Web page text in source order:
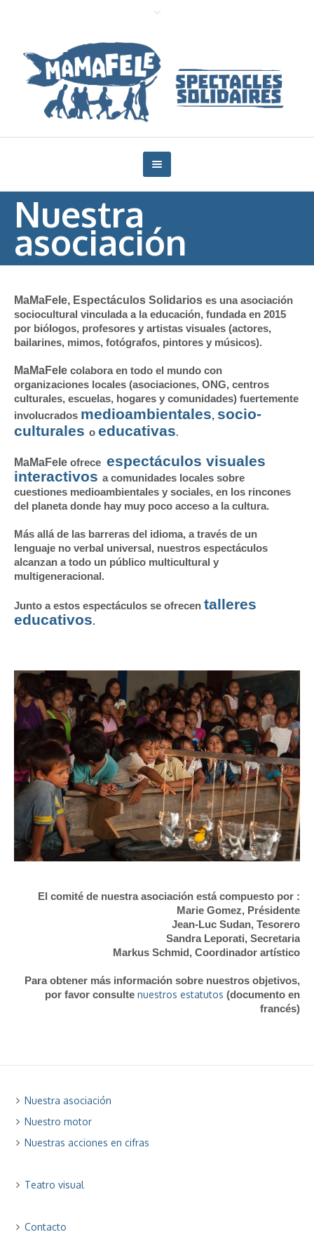
Nuestra
asociación
MaMaFele, Espectáculos Solidarioses una asociación
sociocultural vinculada a la educación, fundada en 2015
por biólogos, profesores y artistas visuales (actores,
bailarines, mimos, fotógrafos, pintores y músicos).
MaMaFele colabora en todo el mundo con
organizaciones locales (asociaciones, ONG, centros
culturales, escuelas, hogares y comunidades) fuertemente
involucrados medioambientales, socio-
culturalesoeducativas.
MaMaFele ofrece espectáculos visuales
interactivosa comunidades locales sobre
cuestiones medioambientales y sociales, en los rincones
del planeta donde hay muy poco acceso a la cultura.
Más allá de las barreras del idioma, a través de un
lenguaje no verbal universal, nuestros espectáculos
alcanzan a todo un público multicultural y
multigeneracional.
Junto a estos espectáculos se ofrecentalleres
educativos.
El comité de nuestra asociación está compuesto por :
Marie Gomez, Présidente
Jean-Luc Sudan, Tesorero
Sandra Leporati, Secretaria
Markus Schmid, Coordinador artístico
Para obtener más información sobre nuestros objetivos,
por favor consulte nuestros estatutos (documento en
francés)
Nuestra asociación
Nuestro motor
Nuestras acciones en cifras
Teatro visual
Contacto